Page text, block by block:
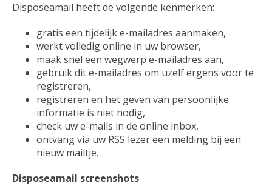
Disposeamail heeft de volgende kenmerken:
gratis een tijdelijk e-mailadres aanmaken,
werkt volledig online in uw browser,
maak snel een wegwerp e-mailadres aan,
gebruik dit e-mailadres om uzelf ergens voor te
registreren,
registreren en het geven van persoonlijke
informatie is niet nodig,
check uw e-mails in de online inbox,
ontvang via uw RSS lezer een melding bij een
nieuw mailtje.
Disposeamail screenshots